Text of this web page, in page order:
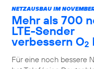
NETZAUSBAU IM
Mehr als 700
LTE-Sender
verbessern O2
Für eine noch bessere